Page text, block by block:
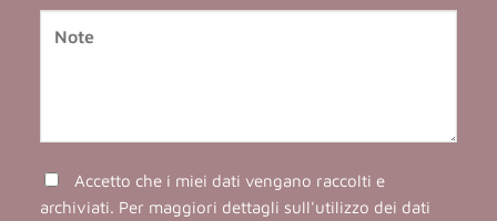
Accetto che i miei dati vengano raccolti e
archiviati. Per maggiori dettagli sull'utilizzo dei dati